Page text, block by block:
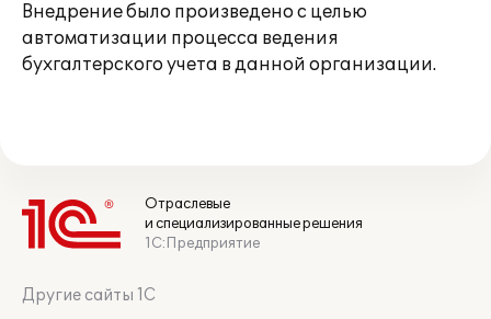
Внедрение было произведено с целью
автоматизации процесса ведения
бухгалтерского учета в данной организации.
Отраслевые
и специализированные решения
1С:Предприятие
Другие сайты 1С